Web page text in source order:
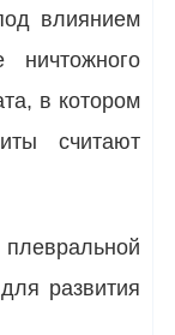
влиянием
нич­тожного
в котором
считают
развития